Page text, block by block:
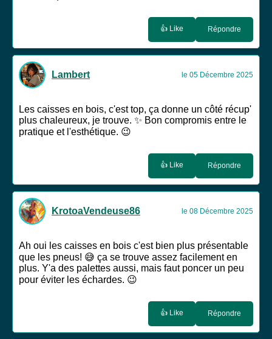
👍 Like Répondre
Lambert le 05 Décembre 2025
Les caisses en bois, c'est top, ça donne un côté récup'
plus chaleureux, je trouve. ✨ Bon compromis entre le
pratique et l'esthétique. 😉
👍 Like Répondre
KrotoaVendeuse86 le 08 Décembre 2025
Ah oui les caisses en bois c'est bien plus présentable
que les pneus! 😅 ça se trouve assez facilement en
plus. Y'a des palettes aussi, mais faut poncer un peu
pour éviter les échardes. 😉
👍 Like Répondre